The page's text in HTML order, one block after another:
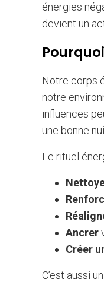
énergies
devient un
Notre corps
notre
influences
une bonne
Le rituel
Ancrer
Créer
C’est aussi